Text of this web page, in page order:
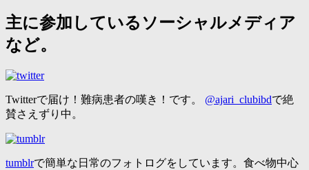
主に参加しているソーシャルメディア
など。
Twitterで届け！難病患者の嘆き！です。 @ajari_clubibdで絶
賛さえずり中。
tumblrで簡単な日常のフォトログをしています。食べ物中心